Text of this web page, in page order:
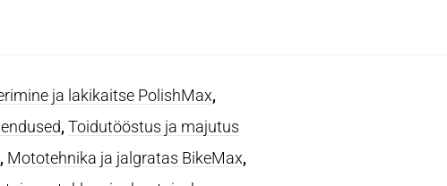
ja lakikaitse PolishMax,
, Toidutööstus ja majutus
, Mototehnika ja jalgratas BikeMax,